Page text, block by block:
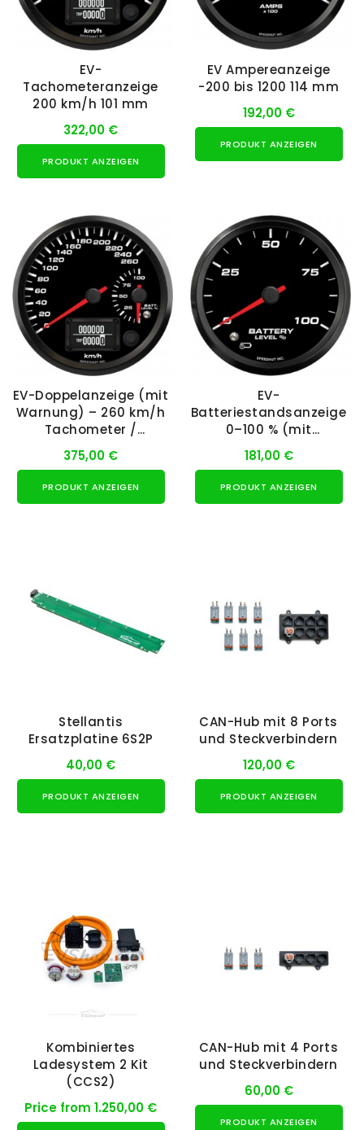
EV-
Tachometeranzeige
200 km/h 101 mm
322,00 €
PRODUKT ANZEIGEN
EV Ampereanzeige
-200 bis 1200 114 mm
192,00 €
PRODUKT ANZEIGEN
EV-Doppelanzeige (mit
Warnung) – 260 km/h
Tachometer /
Batteriestand 101 mm
375,00 €
PRODUKT ANZEIGEN
EV-
Batteriestandsanzeige
0–100 % (mit
Warnung) 85,7 mm
(AEM)
181,00 €
PRODUKT ANZEIGEN
Stellantis
Ersatzplatine 6S2P
40,00 €
PRODUKT ANZEIGEN
CAN-Hub mit 8 Ports
und Steckverbindern
120,00 €
PRODUKT ANZEIGEN
Kombiniertes
Ladesystem 2 Kit
(CCS2)
Price from 1.250,00 €
CAN-Hub mit 4 Ports
und Steckverbindern
60,00 €
PRODUKT ANZEIGEN